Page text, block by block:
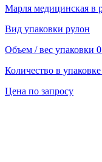
Марля медицинская в
Вид упаковки рулон
Объем / вес упаковки
Количество в упаковке
Цена по запросу